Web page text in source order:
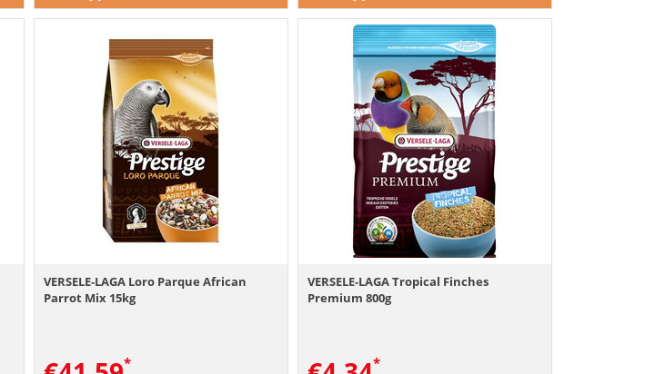
VERSELE-LAGA Loro Parque African
Parrot Mix 15kg
VERSELE-LAGA Tropical Finches
Premium 800g